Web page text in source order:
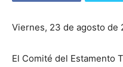
Viernes, 23 de agosto de
El Comité del Estamento